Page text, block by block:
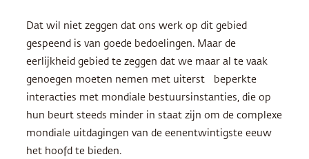
Dat wil niet zeggen dat ons werk op dit gebied
gespeend is van goede bedoelingen. Maar de
eerlijkheid gebied te zeggen dat we maar al te vaak
genoegen moeten nemen met uiterst beperkte
interacties met mondiale bestuursinstanties, die op
hun beurt steeds minder in staat zijn om de complexe
mondiale uitdagingen van de eenentwintigste eeuw
het hoofd te bieden.